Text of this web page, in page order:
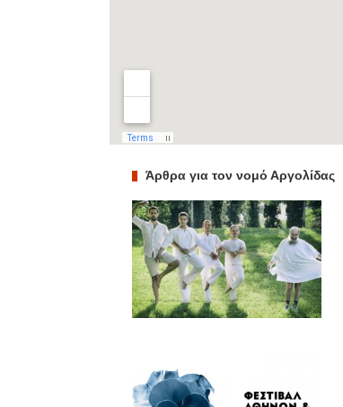
Άρθρα για τον νομό Αργολίδας